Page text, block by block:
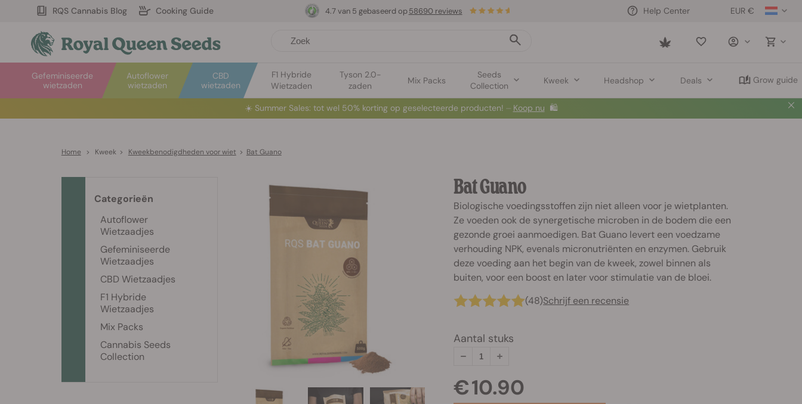
RQS Cannabis Blog Cooking Guide EUR €
Help Center
Saved
Autoflower
wietzaden
Gefeminiseerde
wietzaden
CBD
wietzaden
F1 Hybride
Wietzaden
Tyson 2.0-
zaden
Mix Packs
Seeds
Collection
Kweek Headshop Deals Grow guide
4.7 van 5 gebaseerd op 58690 reviews
☀️Summer Sales: tot wel 50% korting op geselecteerde producten! ⏤ Koop nu 🛍️
Home > Kweek > Kweekbenodigdheden voor wiet > Bat Guano
Bat Guano
Biologische voedingsstoffen zijn niet alleen voor je wietplanten.
Ze voeden ook de synergetische microben in de bodem die een
gezonde groei aanmoedigen. Bat Guano levert een voedzame
verhouding NPK, evenals micronutriënten en enzymen. Gebruik
deze voeding aan het begin van de kweek, zowel binnen als
buiten, voor een boost en later voor stimulatie van de bloei.
(48)Schrijf een recensie
Aantal stuks
€ 10.90
Categorieën
Autoflower
Wietzaadjes
Gefeminiseerde
Wietzaadjes
CBD Wietzaadjes
F1 Hybride
Wietzaadjes
Mix Packs
Cannabis Seeds
Collection